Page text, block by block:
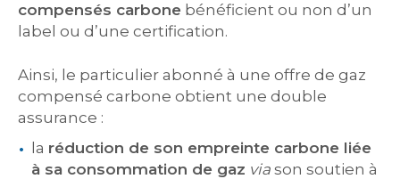
compensés carbone bénéficient ou non d’un
label ou d’une certification.
Ainsi, le particulier abonné à une offre de gaz
compensé carbone obtient une double
assurance :
la réduction de son empreinte carbone liée
à sa consommation de gaz via son soutien à